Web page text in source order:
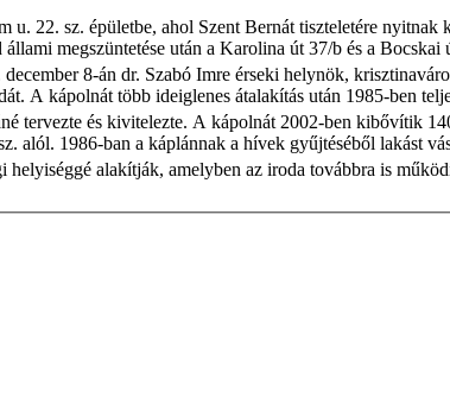
22. sz. épületbe, ahol Szent Bernát tiszteletére nyitnak
megszüntetése után a Karolina út 37/b és a
8-án dr. Szabó Imre érseki helynök,
A kápolnát több ideiglenes átalakítás után 1985-ben
tervezte és kivitelezte. A kápolnát 2002-ben kibővítik
alól. 1986-ban a káplánnak a hívek gyűjtéséből lakást
helyiséggé alakítják, amelyben az iroda továbbra is